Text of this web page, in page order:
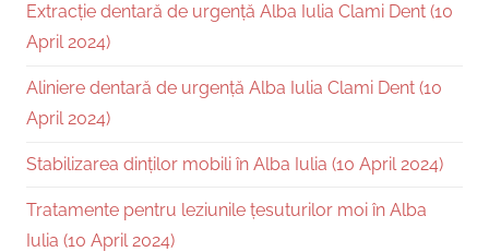
Extracție dentară de urgență Alba Iulia Clami Dent (10
April 2024)
Aliniere dentară de urgență Alba Iulia Clami Dent (10
April 2024)
Stabilizarea dinților mobili în Alba Iulia (10 April 2024)
Tratamente pentru leziunile țesuturilor moi în Alba
Iulia (10 April 2024)